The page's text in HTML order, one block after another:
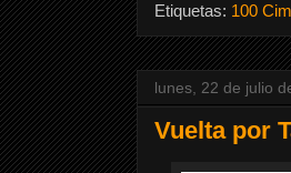
Etiquetas: 100
lunes, 22 de julio
Vuelta por